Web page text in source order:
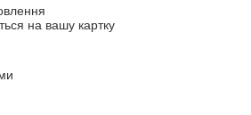
на вашу картку